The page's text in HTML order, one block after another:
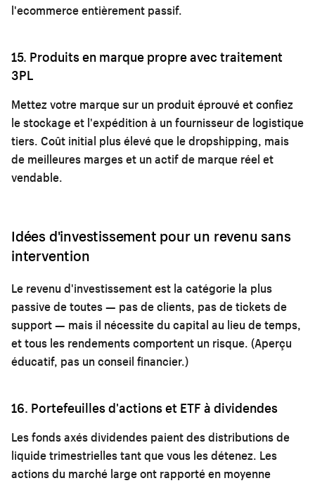
l'ecommerce entièrement passif.
15. Produits en marque propre avec traitement
3PL
Mettez votre marque sur un produit éprouvé et confiez
le stockage et l'expédition à un fournisseur de logistique
tiers. Coût initial plus élevé que le dropshipping, mais
de meilleures marges et un actif de marque réel et
vendable.
Idées d'investissement pour un revenu sans
intervention
Le revenu d'investissement est la catégorie la plus
passive de toutes — pas de clients, pas de tickets de
support — mais il nécessite du capital au lieu de temps,
et tous les rendements comportent un risque. (Aperçu
éducatif, pas un conseil financier.)
16. Portefeuilles d'actions et ETF à dividendes
Les fonds axés dividendes paient des distributions de
liquide trimestrielles tant que vous les détenez. Les
actions du marché large ont rapporté en moyenne